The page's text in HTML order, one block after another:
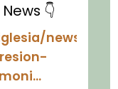
👇
news/2026-